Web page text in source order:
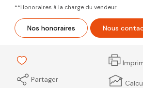
**Honoraires à la charge du vendeur
Nos honoraires Nous
Partager